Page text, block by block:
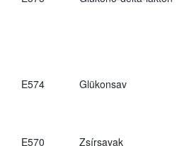
E574 Glükonsav
E570 Zsírsavak